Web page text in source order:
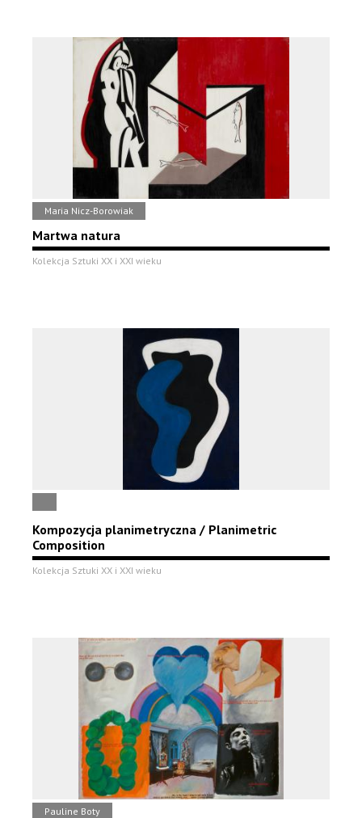
Maria Nicz-Borowiak
Martwa natura
Kolekcja Sztuki XX i XXI wieku
Kompozycja planimetryczna / Planimetric
Composition
Kolekcja Sztuki XX i XXI wieku
Pauline Boty